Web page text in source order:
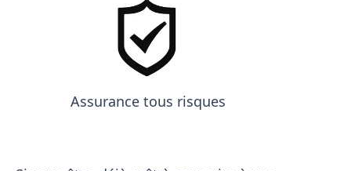
Assurance tous risques